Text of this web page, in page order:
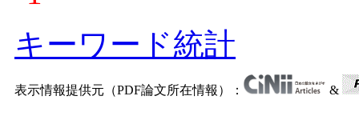
キーワード統計
表示情報提供元（PDF論文所在情報）： &